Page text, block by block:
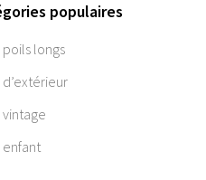
populaires
poils longs
d’extérieur
vintage
enfant